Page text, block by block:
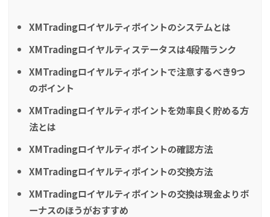
XMTradingロイヤルティポイントのシステムとは
XMTradingロイヤルティステータスは4段階ランク
XMTradingロイヤルティポイントで注意するべき9つ
のポイント
XMTradingロイヤルティポイントを効率良く貯める方
法とは
XMTradingロイヤルティポイントの確認方法
XMTradingロイヤルティポイントの交換方法
XMTradingロイヤルティポイントの交換は現金よりボ
ーナスのほうがおすすめ